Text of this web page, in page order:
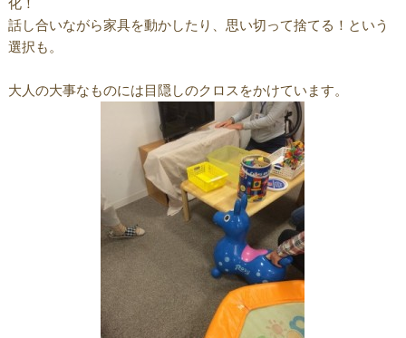
化！
話し合いながら家具を動かしたり、思い切って捨てる！という
選択も。
大人の大事なものには目隠しのクロスをかけています。